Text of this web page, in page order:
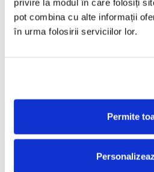
privire la modul în care folosiți
pot combina cu alte informații
în urma folosirii serviciilor lor.
Permite
(CASETA)
ADAUGA IN COS